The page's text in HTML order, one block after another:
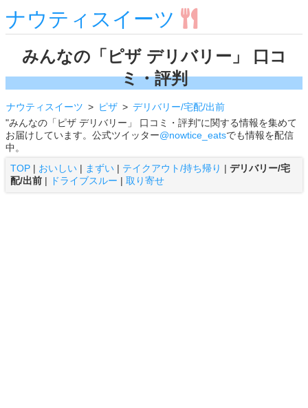
ナウティスイーツ
みんなの「ピザ デリバリー」 口コ
ミ・評判
ナウティスイーツ ピザ
デリバリー/宅配/出前
"みんなの「ピザ デリバリー」 口コミ・評判"に関する情報を集めて
お届けしています。公式ツイッター@nowtice_eatsでも情報を配信
中。
TOP | おいしい | まずい | テイクアウト/持ち帰り | デリバリー/宅
配/出前 | ドライブスルー | 取り寄せ